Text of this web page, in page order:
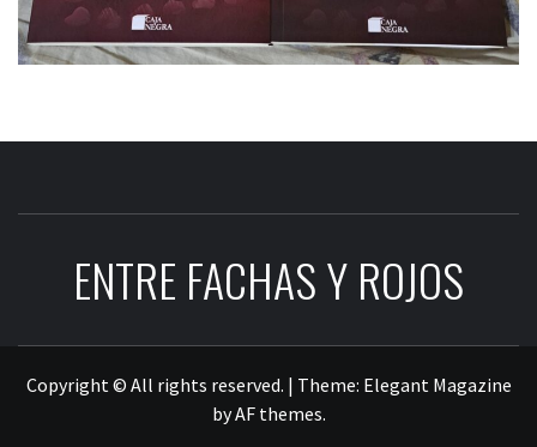
ENTRE FACHAS Y ROJOS
Copyright © All rights reserved. | Theme: Elegant Magazine
byAF themes.